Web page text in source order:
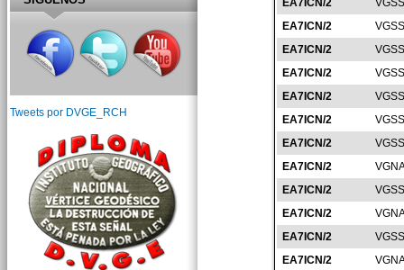
EA7ICN/2
EA7ICN/2
EA7ICN/2
EA7ICN/2
EA7ICN/2
EA7ICN/2
EA7ICN/2
EA7ICN/2
EA7ICN/2
EA7ICN/2
EA7ICN/2
EA7ICN/2
Tweets por DVGE_RCH